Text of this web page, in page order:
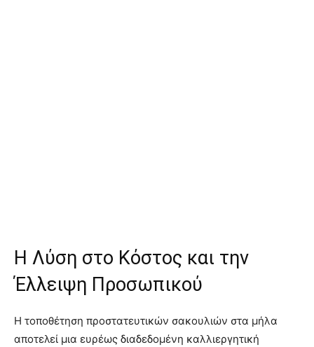
Η Λύση στο Κόστος και την
Έλλειψη Προσωπικού
Η τοποθέτηση προστατευτικών σακουλιών στα μήλα
αποτελεί μια ευρέως διαδεδομένη καλλιεργητική